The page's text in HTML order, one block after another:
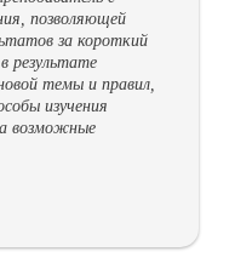
позволяющей
за короткий
результате
темы и правил,
изучения
возможные